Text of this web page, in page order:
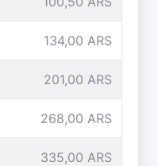
134,00 ARS
201,00 ARS
268,00 ARS
335,00 ARS